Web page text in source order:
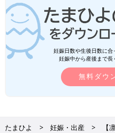
妊娠日数や生後日数に
妊娠中から産後まで長
無料ダウ
たまひよ 妊娠・出産 【